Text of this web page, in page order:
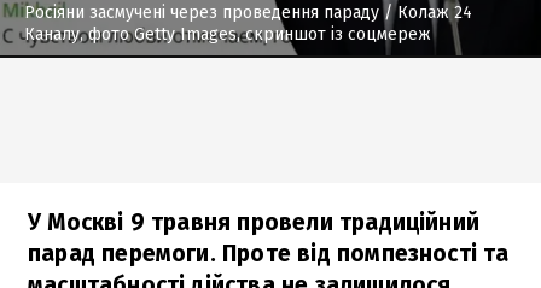
Росіяни засмучені через проведення параду/ Колаж 24
Каналу, фото Getty Images, скриншот із соцмереж
У Москві 9 травня провели традиційний
парад перемоги. Проте від помпезності та